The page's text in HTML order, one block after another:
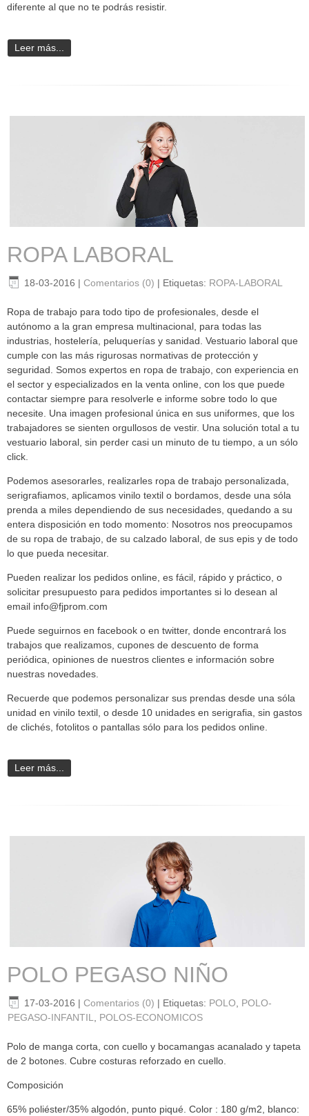
diferente al que no te podrás resistir.
Leer más...
ROPA LABORAL
18-03-2016 | Comentarios (0) | Etiquetas: ROPA-LABORAL
Ropa de trabajo para todo tipo de profesionales, desde el
autónomo a la gran empresa multinacional, para todas las
industrias, hostelería, peluquerías y sanidad. Vestuario laboral que
cumple con las más rigurosas normativas de protección y
seguridad. Somos expertos en ropa de trabajo, con experiencia en
el sector y especializados en la venta online, con los que puede
contactar siempre para resolverle e informe sobre todo lo que
necesite. Una imagen profesional única en sus uniformes, que los
trabajadores se sienten orgullosos de vestir. Una solución total a tu
vestuario laboral, sin perder casi un minuto de tu tiempo, a un sólo
click.
Podemos asesorarles, realizarles ropa de trabajo personalizada,
serigrafiamos, aplicamos vinilo textil o bordamos, desde una sóla
prenda a miles dependiendo de sus necesidades, quedando a su
entera disposición en todo momento: Nosotros nos preocupamos
de su ropa de trabajo, de su calzado laboral, de sus epis y de todo
lo que pueda necesitar.
Pueden realizar los pedidos online, es fácil, rápido y práctico, o
solicitar presupuesto para pedidos importantes si lo desean al
email info@fjprom.com
Puede seguirnos en facebook o en twitter, donde encontrará los
trabajos que realizamos, cupones de descuento de forma
periódica, opiniones de nuestros clientes e información sobre
nuestras novedades.
Recuerde que podemos personalizar sus prendas desde una sóla
unidad en vinilo textil, o desde 10 unidades en serigrafia, sin gastos
de clichés, fotolitos o pantallas sólo para los pedidos online.
Leer más...
POLO PEGASO NIÑO
17-03-2016 | Comentarios (0) | Etiquetas: POLO
POLO-
PEGASO-INFANTIL
POLOS-ECONOMICOS
Polo de manga corta, con cuello y bocamangas acanalado y tapeta
de 2 botones. Cubre costuras reforzado en cuello.
Composición
65% poliéster/35% algodón, punto piqué. Color : 180 g/m2, blanco: